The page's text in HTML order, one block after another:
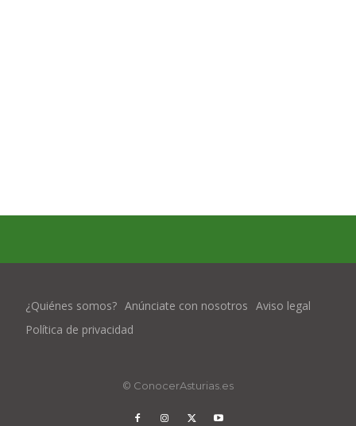
¿Quiénes somos? Anúnciate con nosotros Aviso legal
Política de privacidad
© ConocerAsturias.es